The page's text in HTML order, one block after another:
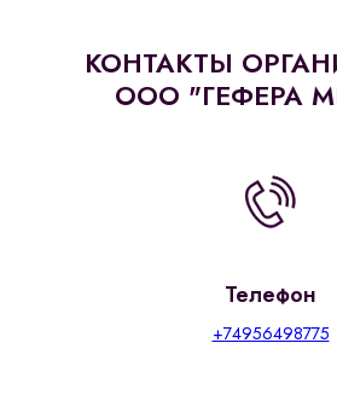
КОНТАКТЫ
ООО "ГЕФЕРА
Телефон
+74956498775